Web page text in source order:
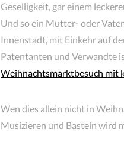
Geselligkeit, gar einem
Und so ein Mutter- oder
Innenstadt, mit Einkehr auf
Patentanten und Verwandte
Weihnachtsmarktbesuch mit
Wen dies allein nicht in
Musizieren und Basteln wird